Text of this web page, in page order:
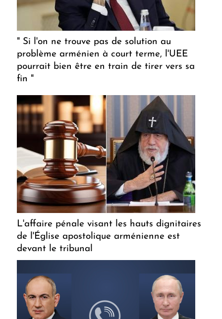
" Si l'on ne trouve pas de solution au
problème arménien à court terme, l'UEE
pourrait bien être en train de tirer vers sa
fin "
L'affaire pénale visant les hauts dignitaires
de l'Église apostolique arménienne est
devant le tribunal